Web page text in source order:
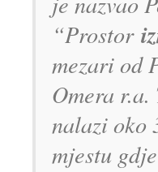
“Prostor
mezari od
Omera
nalazi oko
mjestu